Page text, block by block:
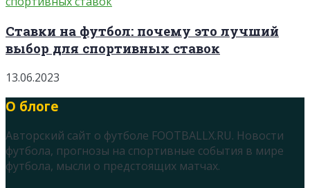
Ставки на футбол: почему это лучший
выбор для спортивных ставок
13.06.2023
О блоге
Авторский сайт о футболе FOOTBALLX.RU. Новости
футбола, прогнозы на спортивные события в мире
футбола, мысли о предстоящих матчах.